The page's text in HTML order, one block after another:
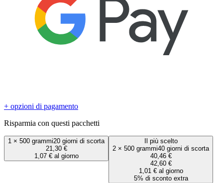
+ opzioni di pagamento
Risparmia con questi pacchetti
1 × 500 grammi20 giorni di scorta
21,30 €
1,07 € al giorno
Il più scelto
2 × 500 grammi40 giorni di scorta
40,46 €
42,60 €
1,01 € al giorno
5% di sconto extra